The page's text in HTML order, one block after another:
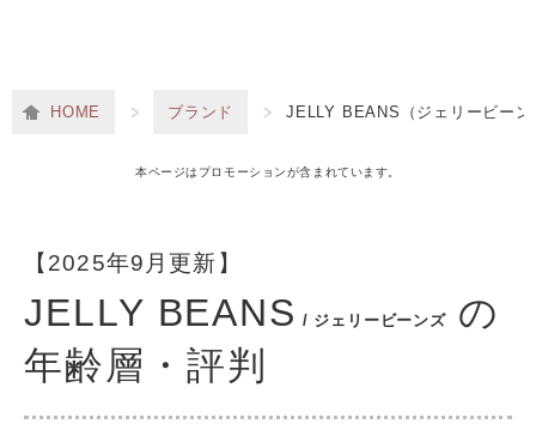
HOME ブランド JELLY BEANS（ジェリービーン
本ページはプロモーションが含まれています。
【2025年9月更新】
JELLY BEANS / ジェリービーンズの
年齢層・評判